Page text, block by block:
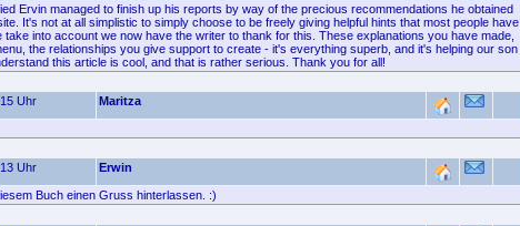
Ervin managed to finish up his reports by way of the precious recommendations he obtained
It's not at all simplistic to simply choose to be freely giving helpful hints that most people have
take into account we now have the writer to thank for this. These explanations you have made,
the relationships you give support to create - it's everything superb, and it's helping our son
this article is cool, and that is rather serious. Thank you for all!
Uhr Maritza
Uhr Erwin
Buch einen Gruss hinterlassen. :)